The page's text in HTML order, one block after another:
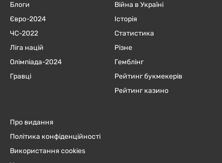
Блоги
Євро-2024
ЧC-2022
Ліга націй
Олімпіада-2024
Гравці
Війна в Україні
Історія
Статистика
Різне
Гемблінг
Рейтинг букмекерів
Рейтинг казино
Про видання
Політика конфіденційності
Використання cookies